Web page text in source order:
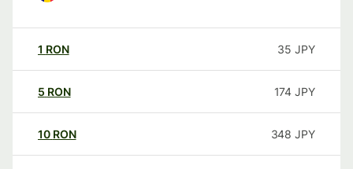
1 RON 35 JPY
5 RON 174 JPY
10 RON 348 JPY